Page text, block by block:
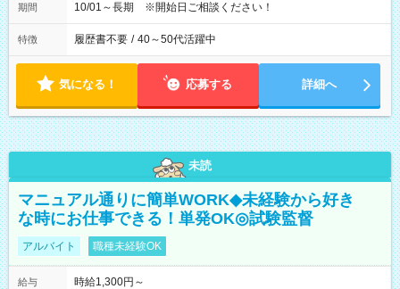
期間 10/01～長期 ※開始日ご相談ください！
特徴 履歴書不要 / 40～50代活躍中
気になる！ 応募する 詳細へ
未読
マニュアル通りに簡単WORK◆未経験から好き
な時にお仕事できる！単発OK◎試験監督
アルバイト 職種未経験OK
給与
時給1,300円～